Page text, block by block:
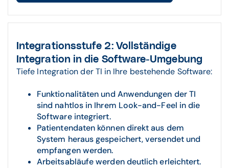
Integrationsstufe 2: Vollständige
Integration in die Software-Umgebung
Tiefe Integration der TI in Ihre bestehende Software:
Funktionalitäten und Anwendungen der TI
sind nahtlos in Ihrem Look-and-Feel in die
Software integriert.
Patientendaten können direkt aus dem
System heraus gespeichert, versendet und
empfangen werden.
Arbeitsabläufe werden deutlich erleichtert.